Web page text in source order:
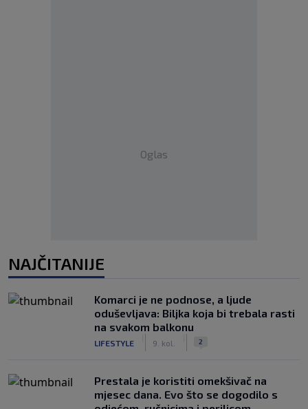
Oglas
NAJČITANIJE
Komarci je ne podnose, a ljude
oduševljava: Biljka koja bi trebala rasti
na svakom balkonu
LIFESTYLE 9. kol. 2
Prestala je koristiti omekšivač na
mjesec dana. Evo što se dogodilo s